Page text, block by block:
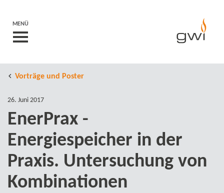
MENÜ
Vorträge und Poster
26. Juni 2017
EnerPrax -
Energiespeicher in der
Praxis. Untersuchung von
Kombinationen